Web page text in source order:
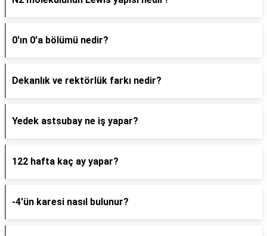
0'ın 0'a bölümü nedir?
Dekanlık ve rektörlük farkı nedir?
Yedek astsubay ne iş yapar?
122 hafta kaç ay yapar?
-4'ün karesi nasıl bulunur?